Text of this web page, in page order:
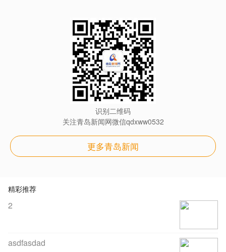
识别二维码
关注青岛新闻网微信qdxww0532
更多青岛新闻
精彩推荐
2
asdfasdad